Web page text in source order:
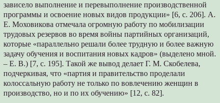
зависело выполнение и перевыполнение производственной
программы и освоение новых видов продукции» [6, с. 206]. А.
Е. Моховикова отмечала огромную работу по мобилизации
трудовых резервов во время войны партийных организаций,
которые «параллельно решали более трудную и более важную
задачу обучения и воспитания новых кадров» (выделено мной.
– Е. В.) [7, с. 195]. Такой же вывод делает Г. М. Скобелева,
подчеркивая, что «партия и правительство проделали
колоссальную работу не только по вовлечению женщин в
производство, но и по их обучению» [12, с. 82].